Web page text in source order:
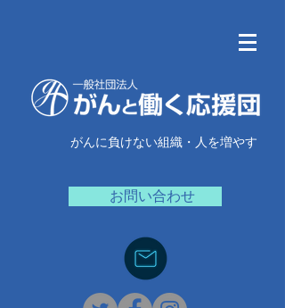
がんに負けない組織・人を増やす
お問い合わせ